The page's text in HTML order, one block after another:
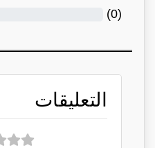
(
0
)
التعليقات